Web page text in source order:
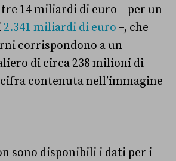
14 miliardi di euro – per un
2.341 miliardi di euro –, che
corrispondono a un
di circa 238 milioni di
cifra contenuta nell’immagine
sono disponibili i dati per i